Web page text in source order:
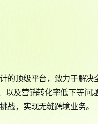
的顶级平台，致力于解
及营销转化率低下等问
，实现无缝跨境业务。